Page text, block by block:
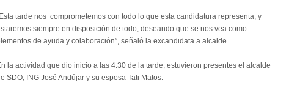
tarde nos comprometemos con todo lo que esta candidatura representa, y
siempre en disposición de todo, deseando que se nos vea como
de ayuda y colaboración”, señaló la excandidata a alcalde.
la actividad que dio inicio a las 4:30 de la tarde, estuvieron presentes el alcalde
SDO, ING José Andújar y su esposa Tati Matos.